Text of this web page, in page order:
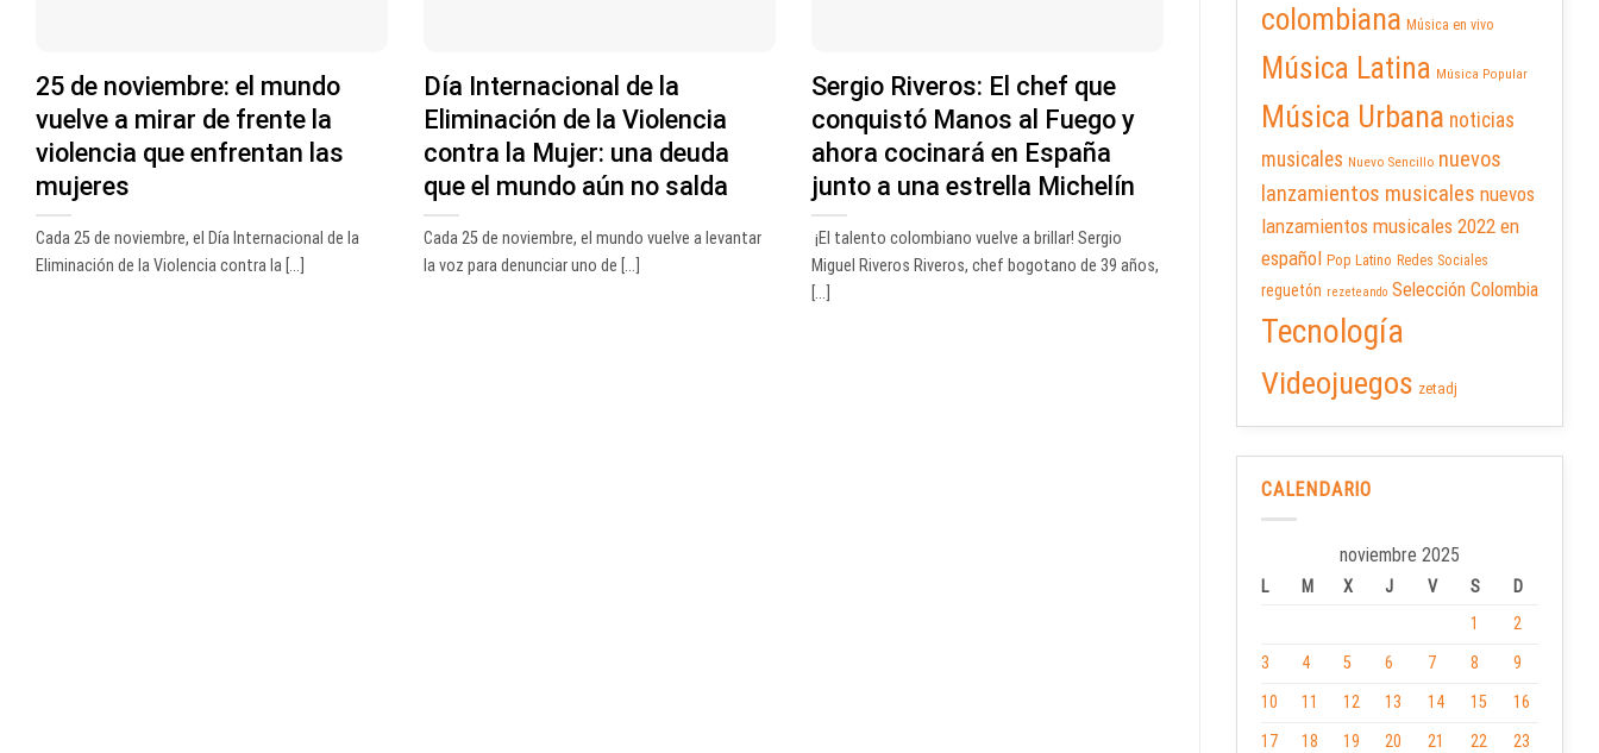
25 de noviembre: el mundo
vuelve a mirar de frente la
violencia que enfrentan las
mujeres
Cada 25 de noviembre, el Día Internacional de la
Eliminación de la Violencia contra la [...]
Día Internacional de la
Eliminación de la Violencia
contra la Mujer: una deuda
que el mundo aún no salda
Cada 25 de noviembre, el mundo vuelve a levantar
la voz para denunciar uno de [...]
Sergio Riveros: El chef que
conquistó Manos al Fuego y
ahora cocinará en España
junto a una estrella Michelín
¡El talento colombiano vuelve a brillar! Sergio
Miguel Riveros Riveros, chef bogotano de 39 años,
[...]
colombiana Música en vivo
Música Latina Música Popular
Música Urbana noticias
musicales Nuevo Sencillo nuevos
lanzamientos musicales nuevos
lanzamientos musicales 2022 en
español Pop Latino Redes Sociales
reguetón rezeteando Selección Colombia
Tecnología
Videojuegos zetadj
CALENDARIO
noviembre 2025
L M X J V S
D
1
2
3
4 5 6 7 8
9
10
11 12 13 14 15
16
17
18 19 20 21 22
23